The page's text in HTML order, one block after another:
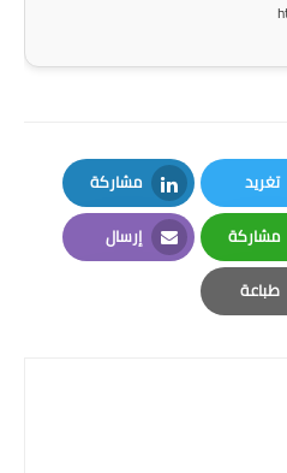
ملازم دراسية
المرحلة المتوسطة
المرحلة الاعدادية
دروس
تغريد
Twitter
مشاركة
LinkedIn
مشاركة
Whatsapp
إرسال
Email
طباعة
Print